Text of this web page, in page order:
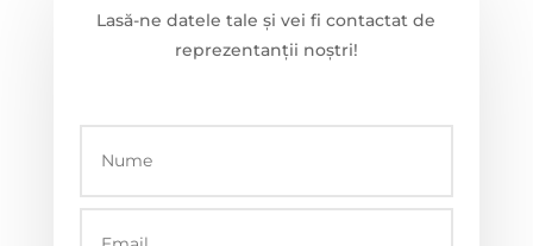
Lasă-ne datele tale și vei fi contactat de
reprezentanții noștri!